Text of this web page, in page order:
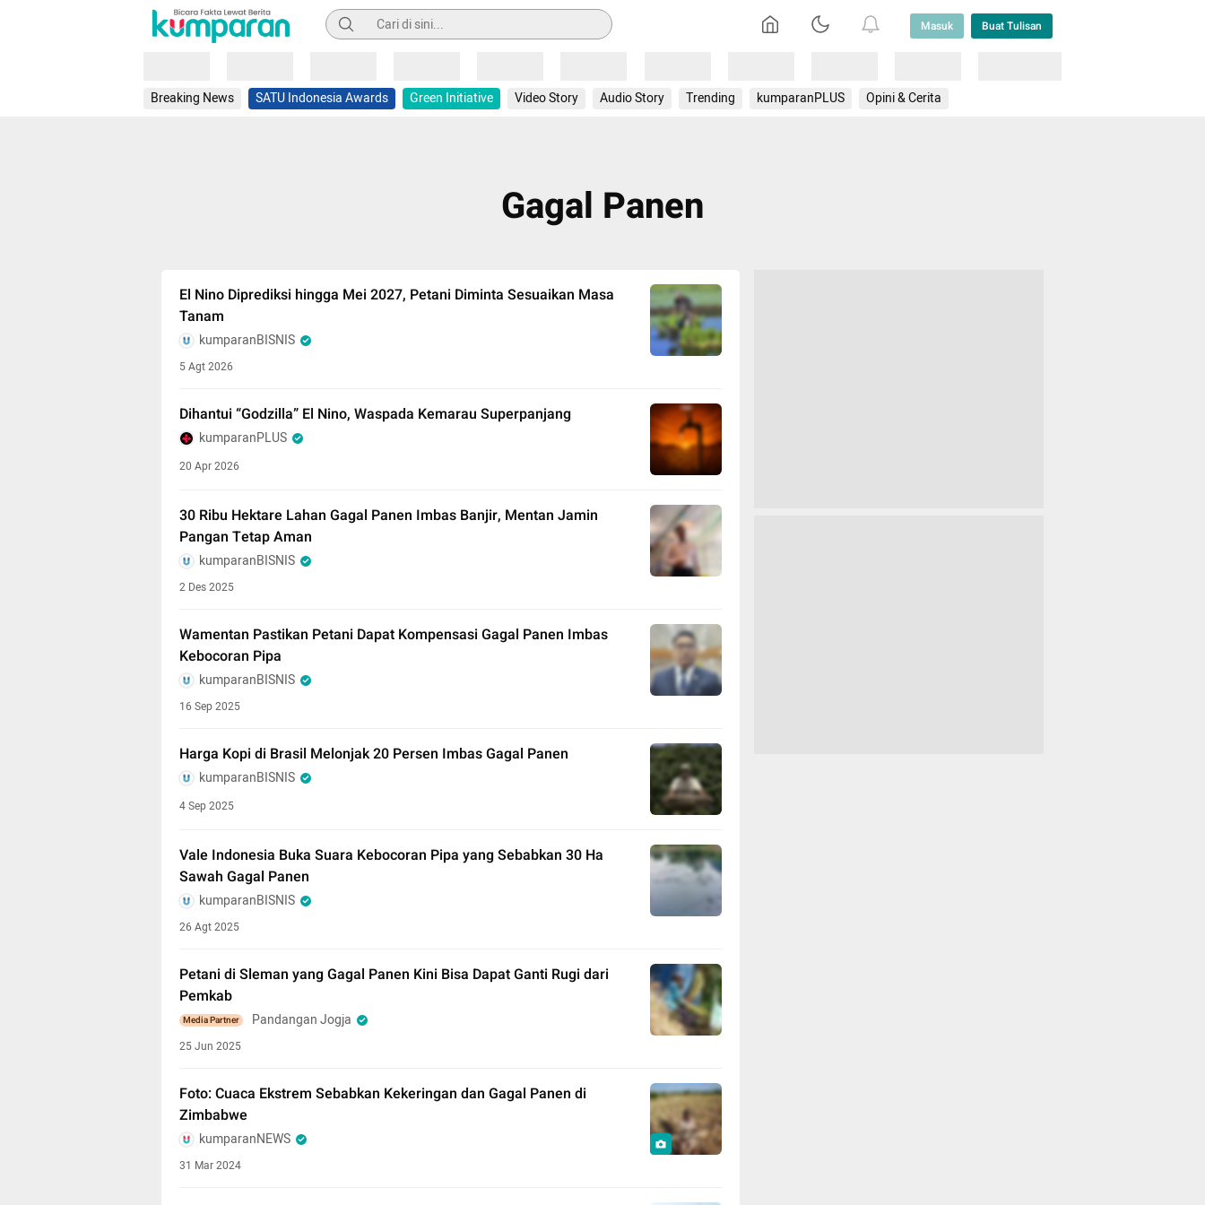
Pencarian Masuk Buat Tulisan
Breaking News SATU Indonesia Awards Green Initiative Video Story Audio Story Trending kumparanPLUS Opini & Cerita
Gagal Panen
El Nino Diprediksi hingga Mei 2027, Petani Diminta Sesuaikan Masa
Tanam
kumparanBISNIS
5 Agt 2026
Dihantui “Godzilla” El Nino, Waspada Kemarau Superpanjang
kumparanPLUS
20 Apr 2026
30 Ribu Hektare Lahan Gagal Panen Imbas Banjir, Mentan Jamin
Pangan Tetap Aman
kumparanBISNIS
2 Des 2025
Wamentan Pastikan Petani Dapat Kompensasi Gagal Panen Imbas
Kebocoran Pipa
kumparanBISNIS
16 Sep 2025
Harga Kopi di Brasil Melonjak 20 Persen Imbas Gagal Panen
kumparanBISNIS
4 Sep 2025
Vale Indonesia Buka Suara Kebocoran Pipa yang Sebabkan 30 Ha
Sawah Gagal Panen
kumparanBISNIS
26 Agt 2025
Petani di Sleman yang Gagal Panen Kini Bisa Dapat Ganti Rugi dari
Pemkab
Media Partner Pandangan Jogja
25 Jun 2025
Foto: Cuaca Ekstrem Sebabkan Kekeringan dan Gagal Panen di
Zimbabwe
kumparanNEWS
31 Mar 2024